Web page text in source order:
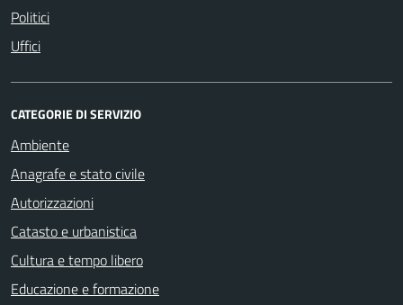
Politici
Uffici
CATEGORIE DI SERVIZIO
Ambiente
Anagrafe e stato civile
Autorizzazioni
Catasto e urbanistica
Cultura e tempo libero
Educazione e formazione